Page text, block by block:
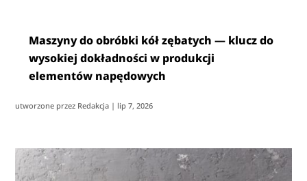
Maszyny do obróbki kół zębatych — klucz do
wysokiej dokładności w produkcji
elementów napędowych
utworzone przez Redakcja | lip 7, 2026